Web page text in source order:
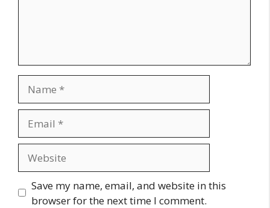
Save my name, email, and website in this
browser for the next time I comment.